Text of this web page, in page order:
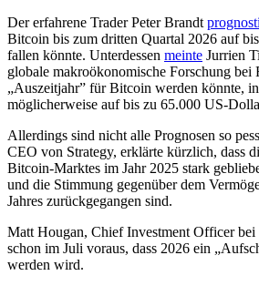
Der erfahrene Trader Peter Brandt
Bitcoin bis zum dritten Quartal 2026 auf
fallen könnte. Unterdessen meinte Jurrien
globale makroökonomische Forschung bei
„Auszeitjahr” für Bitcoin werden könnte,
möglicherweise auf bis zu 65.000 US-
Allerdings sind nicht alle Prognosen so
CEO von Strategy, erklärte kürzlich, dass
Bitcoin-Marktes im Jahr 2025 stark
und die Stimmung gegenüber dem
Jahres zurückgegangen sind.
Matt Hougan, Chief Investment Officer bei
schon im Juli voraus, dass 2026 ein
werden wird.